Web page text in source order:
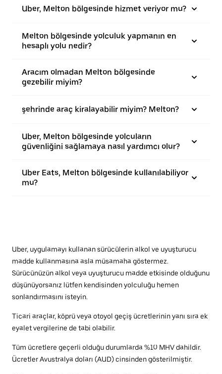
Uber, Melton bölgesinde hizmet veriyor mu?
Melton bölgesinde yolculuk yapmanın en
hesaplı yolu nedir?
Aracım olmadan Melton bölgesinde
gezebilir miyim?
şehrinde araç kiralayabilir miyim? Melton?
Uber, Melton bölgesinde yolcuların
güvenliğini sağlamaya nasıl yardımcı olur?
Uber Eats, Melton bölgesinde kullanılabiliyor
mu?
Uber, uygulamayı kullanan sürücülerin alkol ve uyuşturucu
madde kullanmasına asla müsamaha göstermez.
Sürücünüzün alkol veya uyuşturucu madde etkisinde olduğunu
düşünüyorsanız lütfen kendisinden yolculuğu hemen
sonlandırmasını isteyin.
Ticari araçlar, köprü veya otoyol geçiş ücretlerinin yanı sıra ek
eyalet vergilerine de tabi olabilir.
Tüm ücretlere geçerli olduğu durumlarda %10 MHV dahildir.
Ücretler Avustralya doları (AUD) cinsinden gösterilmiştir.